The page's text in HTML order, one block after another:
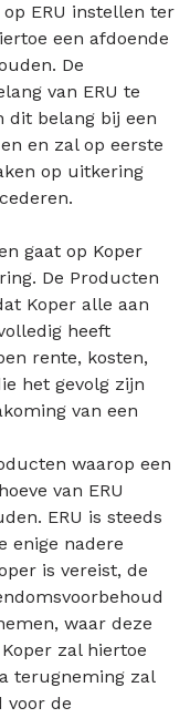
ERU instellen ter
een afdoende
De
van ERU te
dit belang bij een
en zal op eerste
op uitkering
gaat op Koper
De Producten
Koper alle aan
heeft
rente, kosten,
het gevolg zijn
van een
waarop een
van ERU
ERU is steeds
enige nadere
is vereist, de
waar deze
zal hiertoe
terugneming zal
voor de